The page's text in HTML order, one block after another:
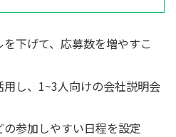
下げて、応募数を増やすこ
し、1~3人向けの会社説明会
参加しやすい日程を設定